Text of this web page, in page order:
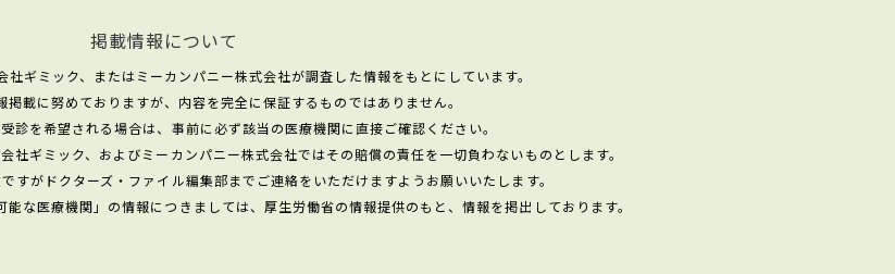
掲載情報について
ギミック、またはミーカンパニー株式会社が調査した情報をもとにしています。
掲載に努めておりますが、内容を完全に保証するものではありません。
診を希望される場合は、事前に必ず該当の医療機関に直接ご確認ください。
社ギミック、およびミーカンパニー株式会社ではその賠償の責任を一切負わないものとします。
すがドクターズ・ファイル編集部までご連絡をいただけますようお願いいたします。
な医療機関」の情報につきましては、厚生労働省の情報提供のもと、情報を掲出しております。